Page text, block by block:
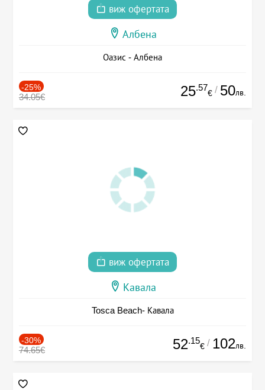
виж офертата
Албена
Оазис - Албена
-25%
34.05€ 25.57
€ / 50лв.
виж офертата
Кавала
Tosca Beach- Кавала
-30%
74.65€ 52.15
€ / 102лв.